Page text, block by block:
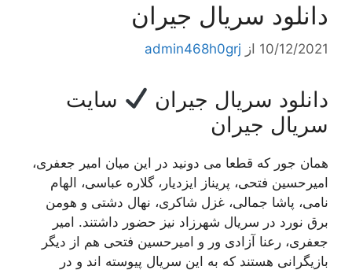
دانلود سریال جیران
10/12/2021 از admin468h0grj
دانلود سریال جیران
سایت
سریال جیران
همان جور که قطعا می دونید در این میان امیر جعفری،
امیرحسین فتحی، پریناز ایزدیار، گلاره عباسی، الهام
نامی، پاشا جمالی، غزل شاکری، نهال دشتی و هومن
برق نورد در سریال شهرزاد نیز حضور داشتند. امیر
جعفری، رعنا آزادی ور و امیرحسین فتحی هم از دیگر
بازیگرانی هستند که به این سریال پیوسته اند و در